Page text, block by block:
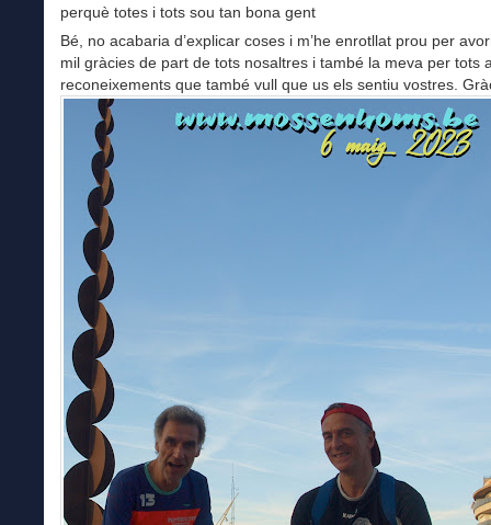
perquè totes i tots sou tan bona gent
Bé, no acabaria d’explicar coses i m’he enrotllat prou per
mil gràcies de part de tots nosaltres i també la meva per tots
reconeixements que també vull que us els sentiu vostres.